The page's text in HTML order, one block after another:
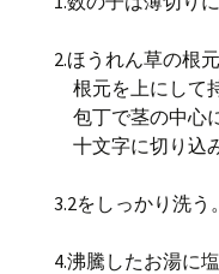
2.ほうれん草の根
根元を上にして
包丁で茎の中心
十文字に切り込
3.2をしっかり洗う。
4.沸騰したお湯に